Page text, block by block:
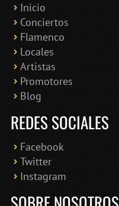
Inicio
Conciertos
Flamenco
Locales
Artistas
Promotores
Blog
REDES SOCIALES
Facebook
Twitter
Instagram